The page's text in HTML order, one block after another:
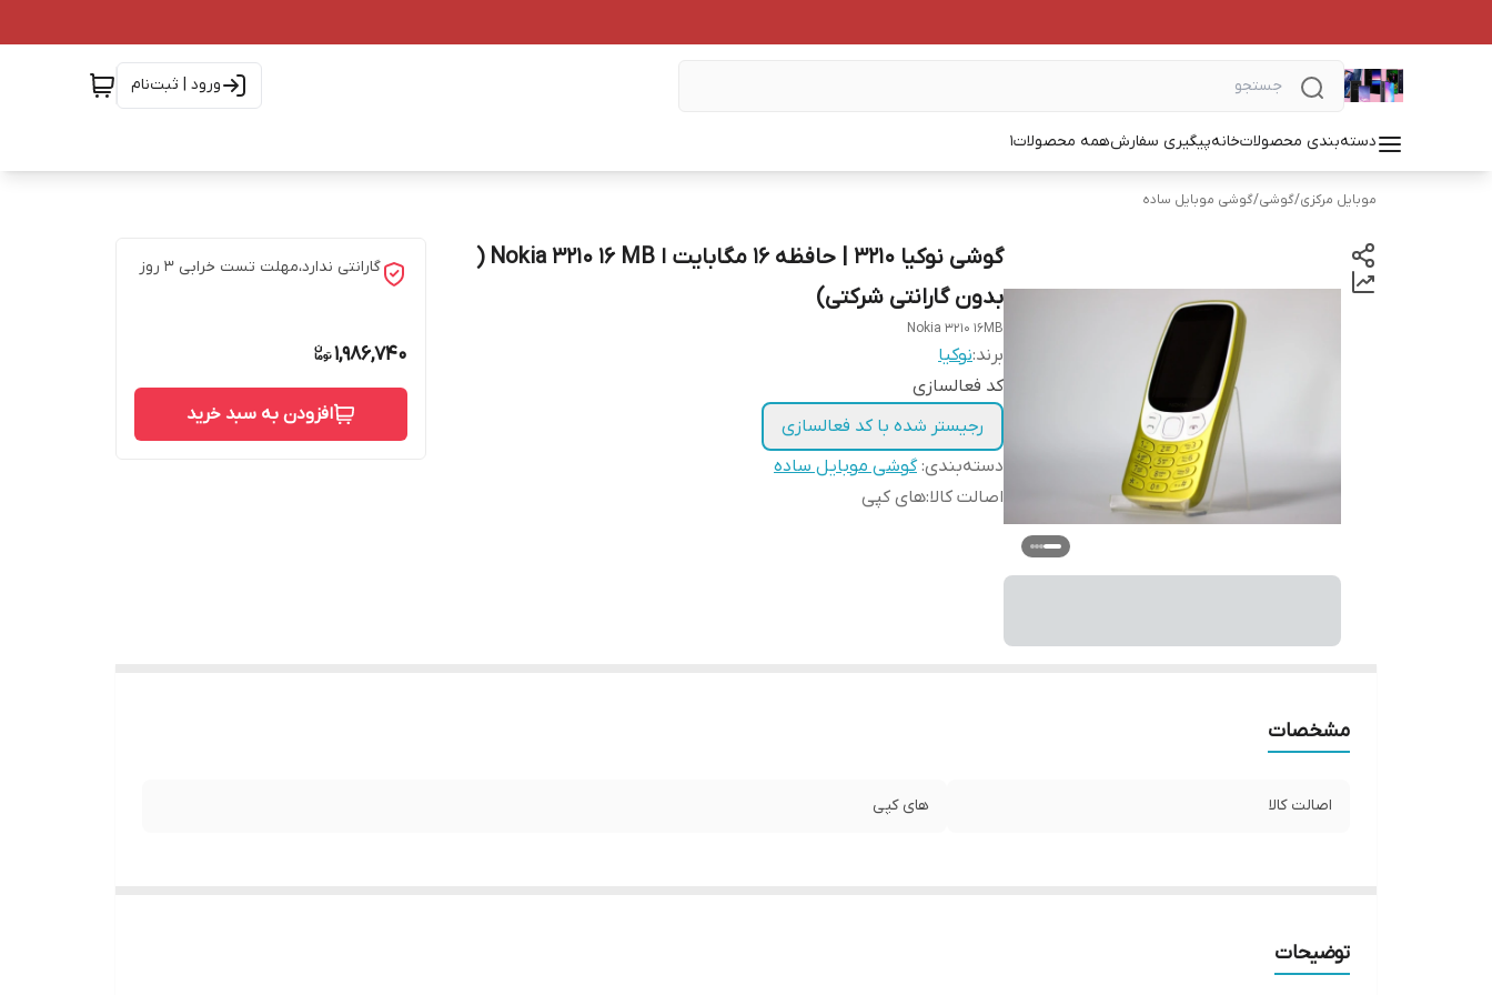
ورود | ثبت‌نام
دسته‌بندی محصولاتخانهپیگیری سفارشهمه محصولات1
موبایل مرکزی/گوشی/گوشی موبایل ساده
گوشی نوکیا 3210 | حافظه 16 مگابایت ا Nokia 3210 16 MB (
بدون گارانتی شرکتی)
Nokia 3210 16MB
برند:نوکیا
کد فعالسازی
رجیستر شده با کد فعالسازی
دسته‌بندی:گوشی موبایل ساده
اصالت کالا:های کپی
گارانتی ندارد،مهلت تست خرابی ۳ روز
1,986,740
افزودن به سبد خرید
مشخصات
اصالت کالا های کپی
توضیحات